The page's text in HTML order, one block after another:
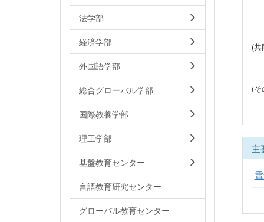
(
(
主
法学部
経済学部
外国語学部
総合グローバル学部
国際教養学部
理工学部
基盤教育センター
言語教育研究センター
グローバル教育センター